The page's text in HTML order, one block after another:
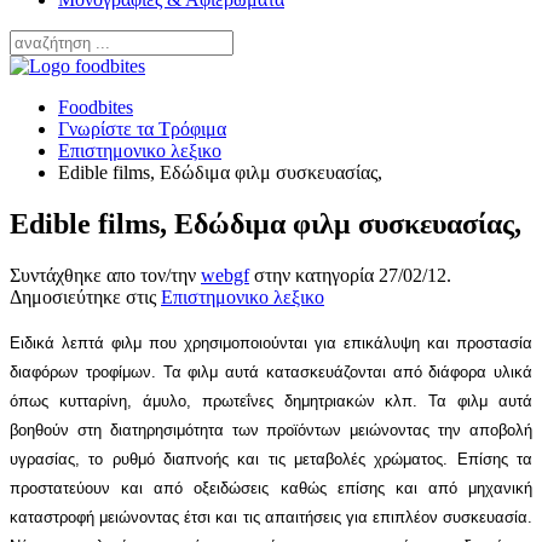
Foodbites
Γνωρίστε τα Τρόφιμα
Επιστημονικο λεξικο
Εdible films, Εδώδιμα φιλμ συσκευασίας,
Εdible films, Εδώδιμα φιλμ συσκευασίας,
Συντάχθηκε απο τον/την webgfστην κατηγορία 27/02/12.
Δημοσιεύτηκε στις Επιστημονικο λεξικο
Ειδικά λεπτά φιλμ που χρησιμοποιούνται για επικάλυψη και προστασία
διαφόρων τροφίμων. Τα φιλμ αυτά κατασκευάζονται από διάφορα υλικά
όπως κυτταρίνη, άμυλο, πρωτεΐνες δημητριακών κλπ. Τα φιλμ αυτά
βοηθούν στη διατηρησιμότητα των προϊόντων μειώνοντας την αποβολή
υγρασίας, το ρυθμό διαπνοής και τις μεταβολές χρώματος. Επίσης τα
προστατεύουν και από οξειδώσεις καθώς επίσης και από μηχανική
καταστροφή μειώνοντας έτσι και τις απαιτήσεις για επιπλέον συσκευασία.